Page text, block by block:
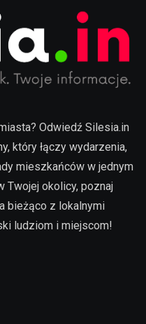
Odwiedź Silesia.in
który łączy wydarzenia,
mieszkańców w jednym
Twojej okolicy, poznaj
bieżąco z lokalnymi
ludziom i miejscom!